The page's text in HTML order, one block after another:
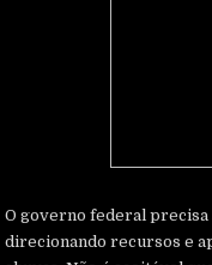
O governo federal
direcionando recursos e